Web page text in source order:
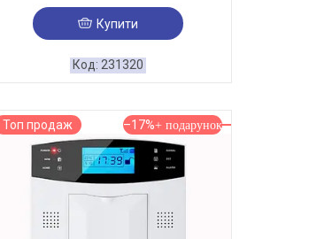
Купити
231320
Топ продаж –17%